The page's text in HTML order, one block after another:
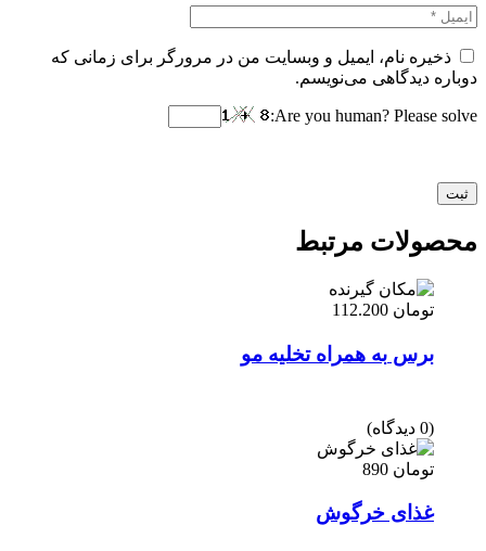
ذخیره نام، ایمیل و وبسایت من در مرورگر برای زمانی که
دوباره دیدگاهی می‌نویسم.
Are you human? Please solve:
محصولات مرتبط
تومان
برس به همراه تخلیه مو
(0 دیدگاه)
تومان
غذای خرگوش